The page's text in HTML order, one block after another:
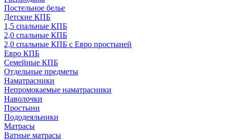
Постельное белье
Детские КПБ
1,5 спальные КПБ
2,0 спальные КПБ
2,0 спальные КПБ с Евро простыней
Евро КПБ
Семейные КПБ
Отдельные предметы
Наматрасники
Непромокаемые наматрасники
Наволочки
Простыни
Пододеяльники
Матрасы
Ватные матрасы